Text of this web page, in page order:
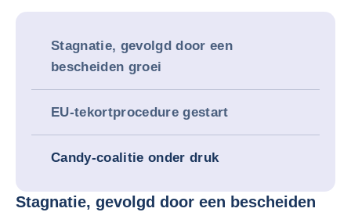
Stagnatie, gevolgd door een
bescheiden groei
EU-tekortprocedure gestart
Candy-coalitie onder druk
Stagnatie, gevolgd door een bescheiden